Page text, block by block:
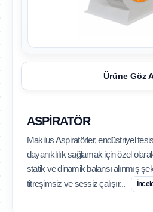
Ürüne Göz
ASPIRATÖR
Makilus Aspiratörler, endüstriyel
dayanıklılık sağlamak için özel
statik ve dinamik balansı alınmış
titreşimsiz ve sessiz çalışır...